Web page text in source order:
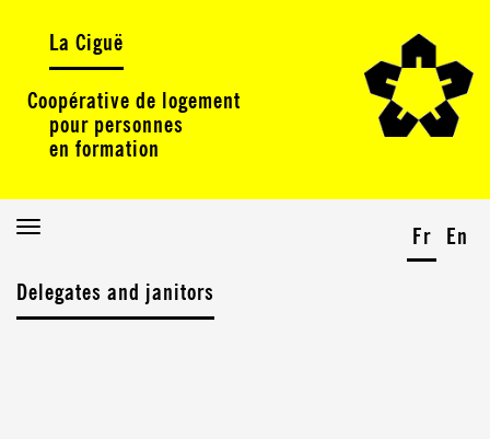
La Ciguë
Coopérative de logement
pour personnes
en formation
Toggle
Fr En
Delegates and janitors